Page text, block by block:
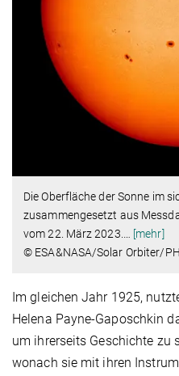
Die Oberfläche der Sonne im
zusammengesetzt aus
vom 22. März 2023.
[mehr]
© ESA&NASA/Solar Orbiter/
Im gleichen Jahr 1925,
Helena Payne-Gaposchkin
um ihrerseits Geschichte zu
wonach sie mit ihren